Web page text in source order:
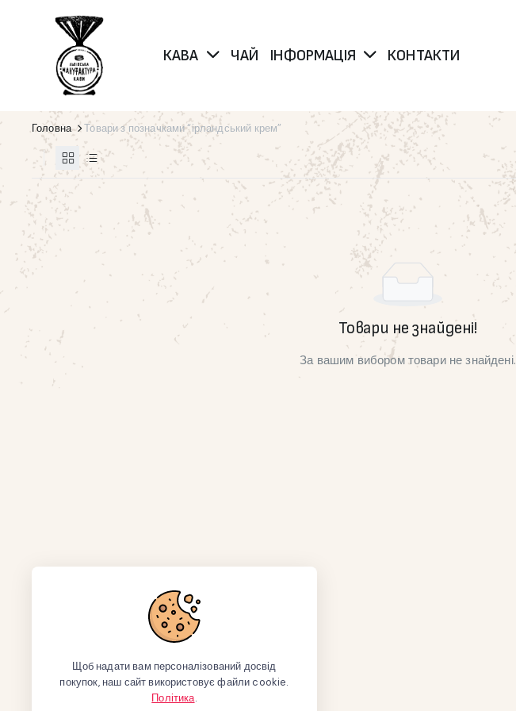
КАВА ЧАЙ ІНФОРМАЦІЯ КОНТАКТИ
Головна Товари з позначками “ірландський крем”
Товари не знайдені!
За вашим вибором товари не знайдені.
Щоб надати вам персоналізований досвід
покупок, наш сайт використовує файли cookie.
Політика.